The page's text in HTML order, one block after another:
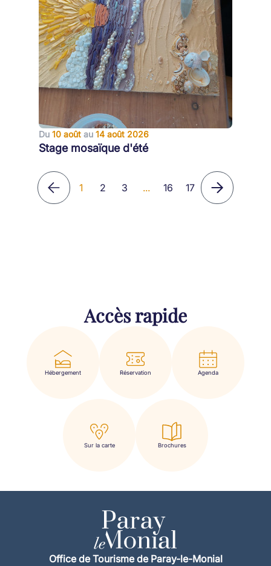
Du 10 août au 14 août 2026
Stage mosaïque d'été
1 2 3 ... 16 17
Accès rapide
Hébergement Réservation Agenda
Sur la carte Brochures
Office de Tourisme de Paray-le-Monial